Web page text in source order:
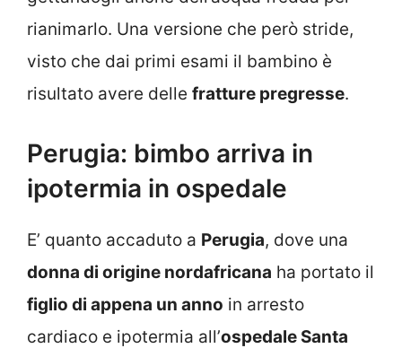
rianimarlo. Una versione che però stride,
visto che dai primi esami il bambino è
risultato avere delle fratture pregresse.
Perugia: bimbo arriva in
ipotermia in ospedale
E’ quanto accaduto a Perugia, dove una
donna di origine nordafricana ha portato il
figlio di appena un anno in arresto
cardiaco e ipotermia all’ospedale Santa